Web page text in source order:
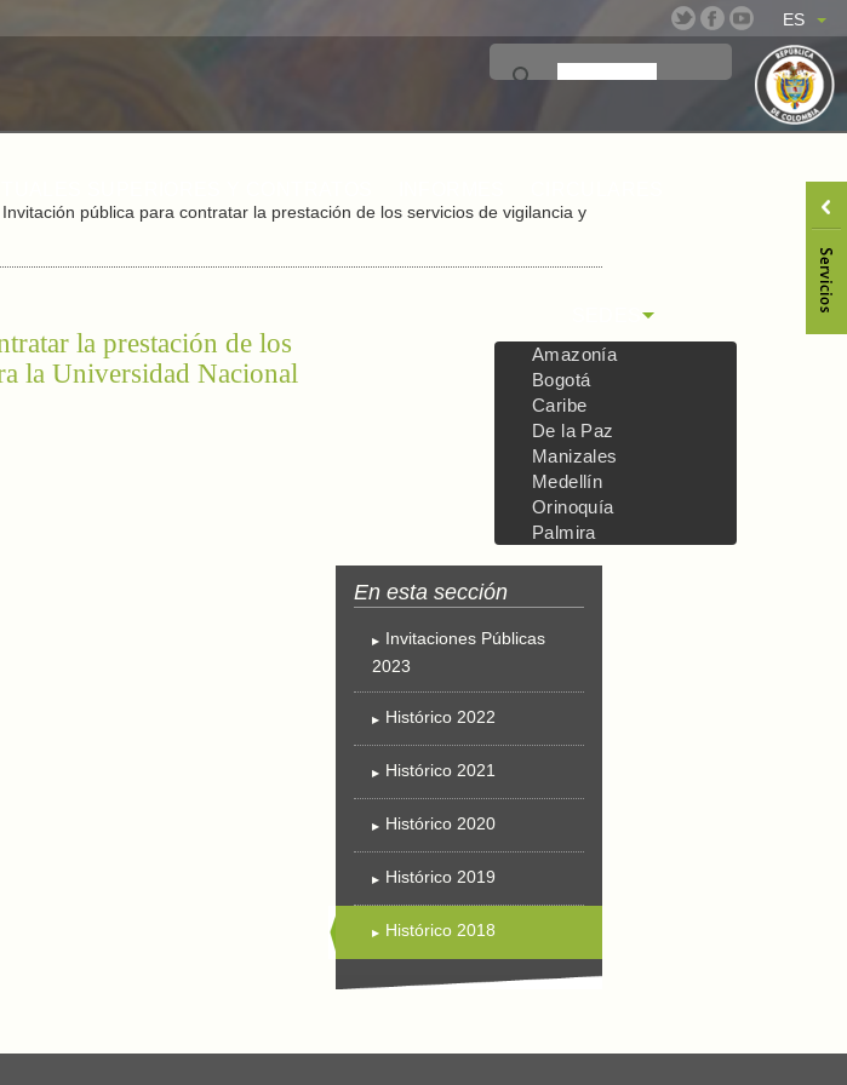
ES
Amazonía
Bogotá
Caribe
De la Paz
Manizales
Medellín
Orinoquía
Palmira
pública para contratar la prestación de los servicios de vigilancia y
la prestación de los
la Universidad Nacional
Invitaciones Públicas
2023
Histórico 2022
Histórico 2021
Histórico 2020
Histórico 2019
Histórico 2018